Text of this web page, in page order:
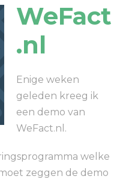
WeFact
.nl
Enige weken
geleden kreeg ik
een demo van
WeFact.nl.
welke
zeggen de demo